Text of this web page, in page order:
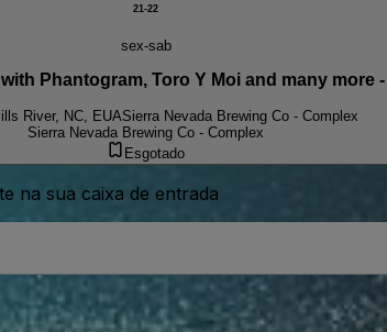
21-22
sex-sab
Phantogram, Toro Y Moi and many more
River, NC, EUASierra Nevada Brewing Co - Complex
Sierra Nevada Brewing Co - Complex
Esgotado
na sua caixa de entrada